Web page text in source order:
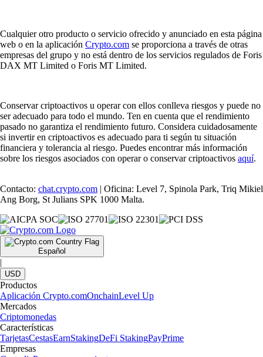
Cualquier otro producto o servicio ofrecido y anunciado en esta página
web o en la aplicación Crypto.com se proporciona a través de otras
empresas del grupo y no está dentro de los servicios regulados de Foris
DAX MT Limited o Foris MT Limited.
Conservar criptoactivos u operar con ellos conlleva riesgos y puede no
ser adecuado para todo el mundo. Ten en cuenta que el rendimiento
pasado no garantiza el rendimiento futuro. Considera cuidadosamente
si invertir en criptoactivos es adecuado para ti según tu situación
financiera y tolerancia al riesgo. Puedes encontrar más información
sobre los riesgos asociados con operar o conservar criptoactivos aquí.
Contacto: chat.crypto.com | Oficina: Level 7, Spinola Park, Triq Mikiel
Ang Borg, St Julians SPK 1000 Malta.
Español
|
USD
Productos
Aplicación Crypto.comOnchainLevel Up
Mercados
Criptomonedas
Características
TarjetasCestasEarnStakingDeFi StakingPayPrime
Empresas